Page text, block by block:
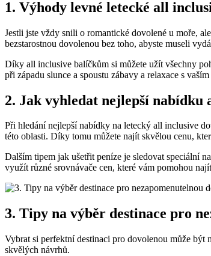
1. Výhody‍ levné letecké all
Jestli jste vždy snili o romantické dovolené‌ u moře,
bezstarostnou ‍dovolenou bez toho, abyste museli
Díky​ all inclusive balíčkům si můžete​ užít všechny
při‍ západu slunce a spoustu zábavy a relaxace s⁣
2. Jak vyhledat nejlepší nabídku
Při hledání nejlepší nabídky na letecký all inclusive
této oblasti. Díky tomu můžete najít skvělou cenu,
Dalším tipem​ jak ušetřit peníze je sledovat speciální
‌využít různé srovnávače cen,‌ které ​vám ​pomohou
3. Tipy na výběr destinace pro
Vybrat si perfektní destinaci​ pro dovolenou může
skvělých návrhů.